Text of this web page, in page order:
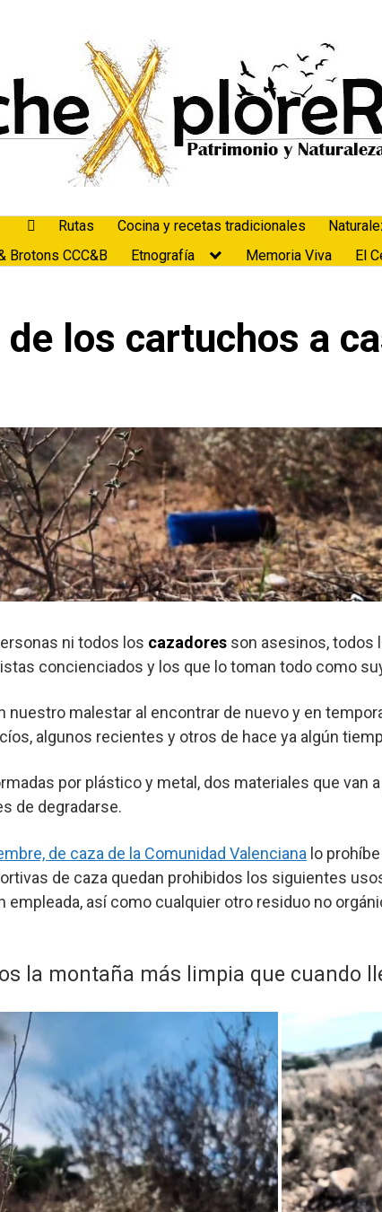
Rutas Cocina y recetas tradicionales
Brotons CCC&B
Etnografía Memoria Viva El
los cartuchos a
ni todos los cazadores son asesinos, todos
concienciados y los que lo toman todo como
malestar al encontrar de nuevo y en
algunos recientes y otros de hace ya algún
por plástico y metal, dos materiales que van
de degradarse.
de caza de la Comunidad Valenciana lo
de caza quedan prohibidos los siguientes
empleada, así como cualquier otro residuo no
la montaña más limpia que cuando